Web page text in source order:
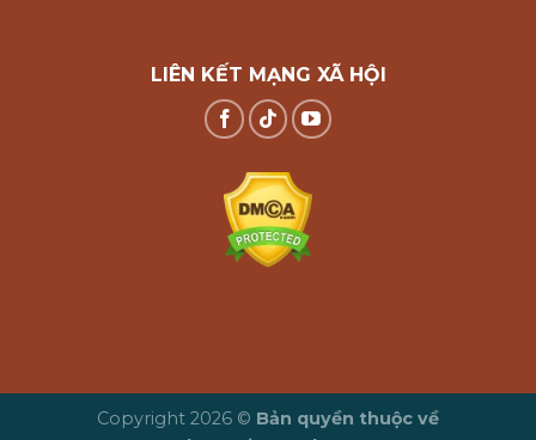
LIÊN KẾT MẠNG XÃ HỘI
Copyright 2026 © Bản quyền thuộc về